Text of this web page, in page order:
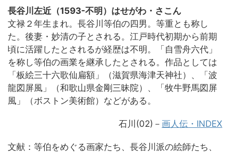
長谷川左近（1593-不明）はせがわ・さこん
文禄２年生まれ。長谷川等伯の四男。等重とも称し
た。後妻・妙清の子とされる。江戸時代初期から前期
頃に活躍したとされるが経歴は不明。「自雪舟六代」
を称し等伯の画業を継承したとされる。作品としては
「板絵三十六歌仙扁額」（滋賀県海津天神社）、「波
龍図屏風」（和歌山県金剛三昧院）、「牧牛野馬図屏
風」（ボストン美術館）などがある。
石川(02)－ 画人伝・INDEX
文献：等伯をめぐる画家たち、長谷川派の絵師たち、